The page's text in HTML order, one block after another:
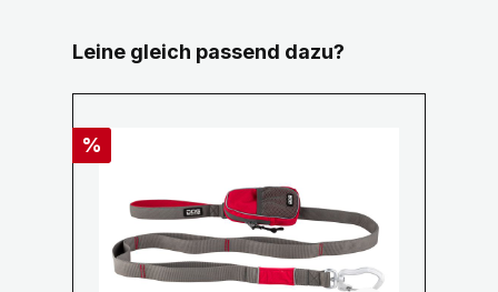
Produktgalerie überspringen
Leine gleich passend dazu?
Rabatt
%